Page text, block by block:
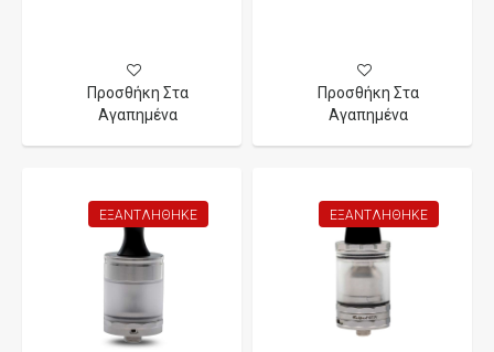
Προσθήκη Στα
Αγαπημένα
Προσθήκη Στα
Αγαπημένα
ΕΞΑΝΤΛΉΘΗΚΕ ΕΞΑΝΤΛΉΘΗΚΕ